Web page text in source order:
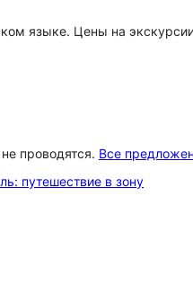
языке. Цены на
проводятся. Все